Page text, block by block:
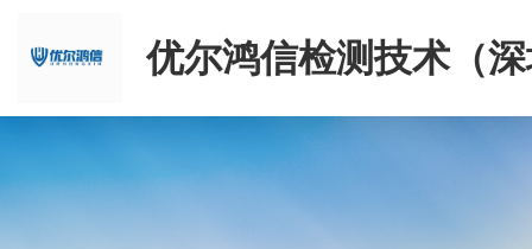
优尔鸿信检测技术（
限公司